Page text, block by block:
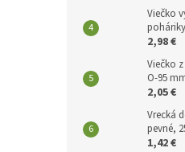
Viečko
2,98 €
Viečko
O-95
2,05 €
Vrecká
pevné,
1,42 €